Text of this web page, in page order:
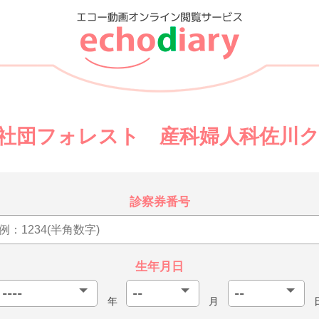
団フォレスト 産科婦人科佐川
診察券番号
生年月日
年 月